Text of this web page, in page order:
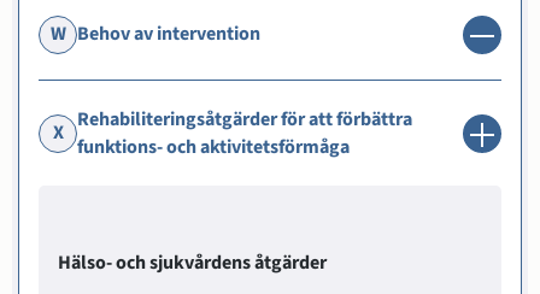
W Behov av intervention
X
Rehabiliteringsåtgärder för att förbättra
funktions- och aktivitetsförmåga
Hälso- och sjukvårdens åtgärder